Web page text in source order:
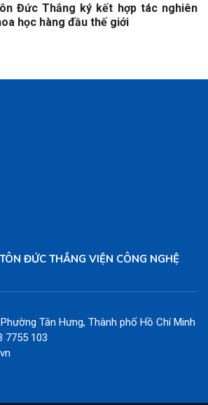
Đức Thắng ký kết hợp tác nghiên
học hàng đầu thế giới
ĐỨC THẮNG VIỆN CÔNG NGHỆ
Tân Hưng, Thành phố Hồ Chí Minh
7755 103